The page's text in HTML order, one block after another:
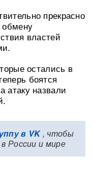
прекрасно
властей
остались в
боятся
атаку назвали
в VK, чтобы
России и мире